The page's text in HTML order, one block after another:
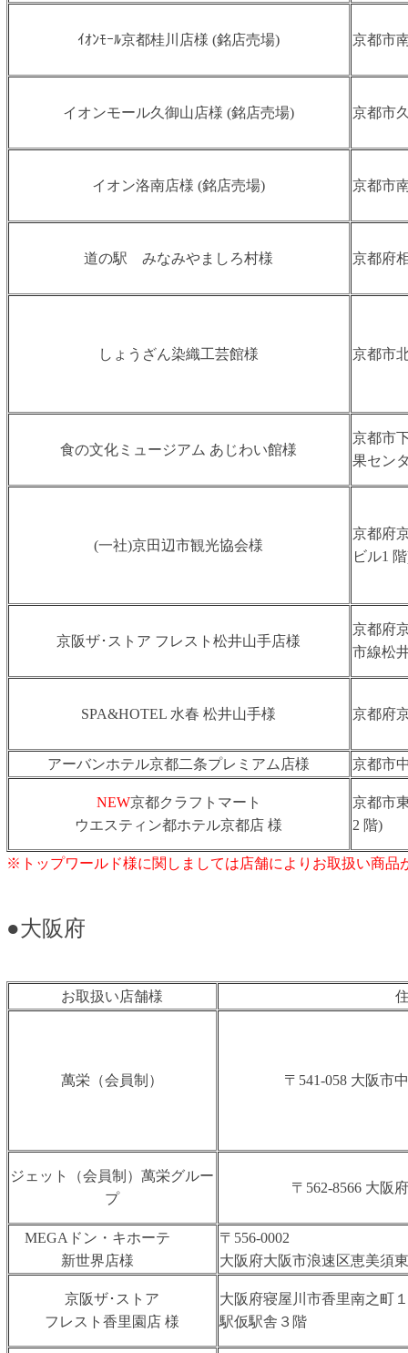
ｲｵﾝﾓｰﾙ京都桂川店様 (銘店売場) 京都市
イオンモール久御山店様 (銘店売場) 京都市
イオン洛南店様 (銘店売場) 京都市
道の駅 みなみやましろ村様 京都府
しょうざん染織工芸館様 京都市
食の文化ミュージアム あじわい館様
京都市
果セン
(⼀社)京⽥辺市観光協会様
京都府
ビル1
京阪ザ･ストア フレスト松井山手店様
京都府
市線松
SPA&HOTEL 水春 松井山手様 京都府
アーバンホテル京都二条プレミアム店様 京都市
NEW京都クラフトマート
ウエスティン都ホテル京都店 様
京都市
2 階)
※トップワールド様に関しましては店舗によりお取扱い商品
●大阪府
お取扱い店舗様
萬栄（会員制） 〒541-058 ⼤阪市
ジェット（会員制）萬栄グルー
プ
〒562-8566 ⼤阪
MEGAドン・キホーテ
新世界店様
〒556-0002
⼤阪府⼤阪市浪速区恵美須
京阪ザ･ストア
フレスト香里園店 様
大阪府寝屋川市香里南之町
駅仮駅舎３階